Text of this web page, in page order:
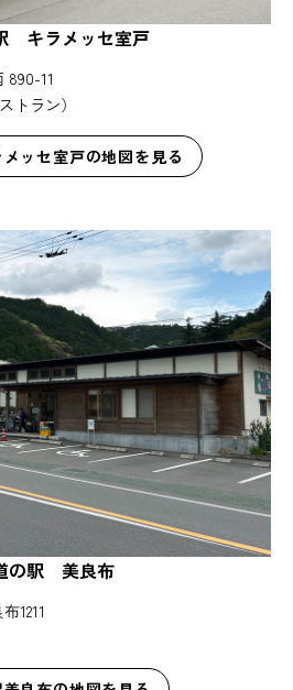
キラメッセ室戸
890-11
トラン）
ッセ室戸の地図を見る
の駅 美良布
1211